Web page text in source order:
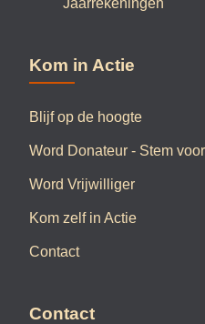
Jaarrekeningen
Kom in Actie
Blijf op de hoogte
Word Donateur - Stem
Word Vrijwilliger
Kom zelf in Actie
Contact
Contact